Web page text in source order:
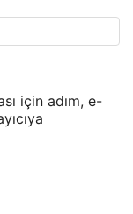
için adım, e-